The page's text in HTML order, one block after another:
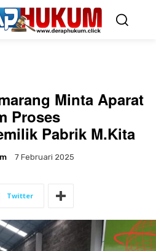
Minta Aparat
Proses
Pabrik M.Kita
7 Februari 2025
Twitter